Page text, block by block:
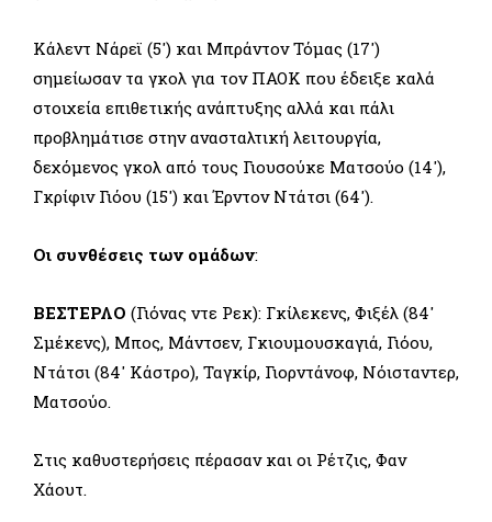
Κάλεντ Νάρεϊ (5′) και Μπράντον Τόμας (17′)
σημείωσαν τα γκολ για τον ΠΑΟΚ που έδειξε καλά
στοιχεία επιθετικής ανάπτυξης αλλά και πάλι
προβλημάτισε στην ανασταλτική λειτουργία,
δεχόμενος γκολ από τους Γιουσούκε Ματσούο (14′),
Γκρίφιν Γιόου (15′) και Έρντον Ντάτσι (64′).
Οι συνθέσεις των ομάδων:
ΒΕΣΤΕΡΛΟ (Γιόνας ντε Ρεκ): Γκίλεκενς, Φιξέλ (84′
Σμέκενς), Μπος, Μάντσεν, Γκιουμουσκαγιά, Γιόου,
Ντάτσι (84′ Κάστρο), Ταγκίρ, Γιορντάνοφ, Νόισταντερ,
Ματσούο.
Στις καθυστερήσεις πέρασαν και οι Ρέτζις, Φαν
Χάουτ.